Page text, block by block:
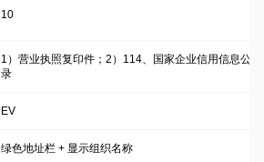
10
1）营业执照复印件；2）114、国家企业信用信息公
录
EV
绿色地址栏 + 显示组织名称